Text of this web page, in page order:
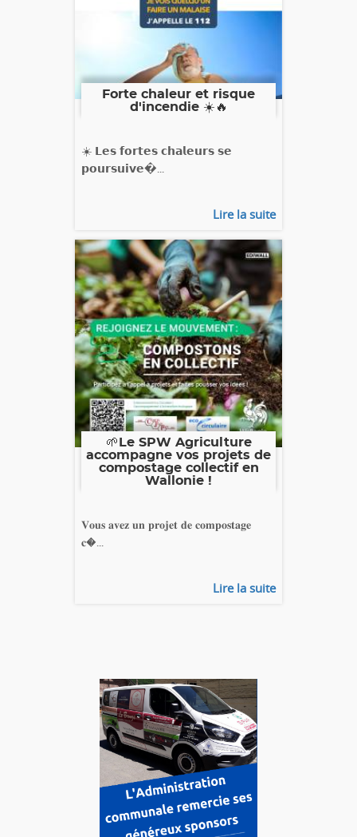
Forte chaleur et risque
d'incendie ☀️🔥
☀️ 𝗟𝗲𝘀 𝗳𝗼𝗿𝘁𝗲𝘀 𝗰𝗵𝗮𝗹𝗲𝘂𝗿𝘀 𝘀𝗲
𝗽𝗼𝘂𝗿𝘀𝘂𝗶𝘃𝗲�...
Lire la suite
🌱Le SPW Agriculture
accompagne vos projets de
compostage collectif en
Wallonie !
𝐕𝐨𝐮𝐬 𝐚𝐯𝐞𝐳 𝐮𝐧 𝐩𝐫𝐨𝐣𝐞𝐭 𝐝𝐞 𝐜𝐨𝐦𝐩𝐨𝐬𝐭𝐚𝐠𝐞
𝐜�...
Lire la suite